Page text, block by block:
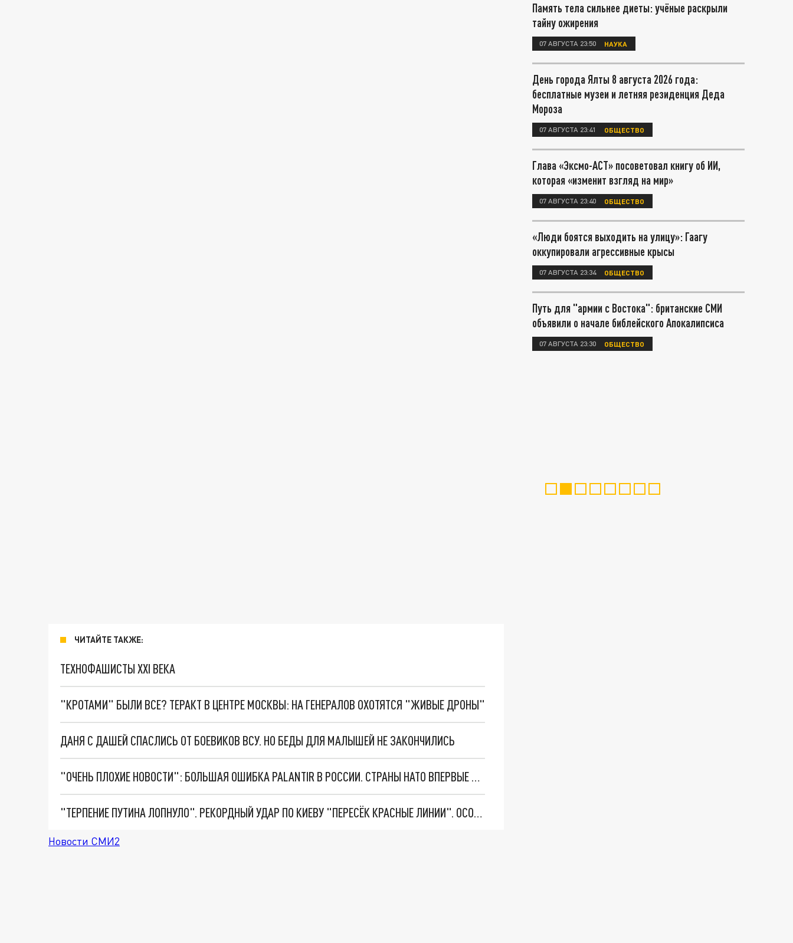
ЧИТАЙТЕ ТАКЖЕ:
ТЕХНОФАШИСТЫ XXI ВЕКА
"КРОТАМИ" БЫЛИ ВСЕ? ТЕРАКТ В ЦЕНТРЕ МОСКВЫ: НА ГЕНЕРАЛОВ ОХОТЯТСЯ "ЖИВЫЕ ДРОНЫ"
ДАНЯ С ДАШЕЙ СПАСЛИСЬ ОТ БОЕВИКОВ ВСУ. НО БЕДЫ ДЛЯ МАЛЫШЕЙ НЕ ЗАКОНЧИЛИСЬ
"ОЧЕНЬ ПЛОХИЕ НОВОСТИ": БОЛЬШАЯ ОШИБКА PALANTIR В РОССИИ. СТРАНЫ НАТО ВПЕРВЫЕ ЗА СВО ОСТАНОВИЛИ ПОСТАВКИ ОРУЖИЯ. ВСУ ТЕРЯЮТ ПРИГРАНИЧЬЕ?
"ТЕРПЕНИЕ ПУТИНА ЛОПНУЛО". РЕКОРДНЫЙ УДАР ПО КИЕВУ "ПЕРЕСЁК КРАСНЫЕ ЛИНИИ". ОСОБЫЕ СПЕЦЫ КНДР НА ЛБС? ТАЙНЫЕ ПЕРЕГОВОРЫ ЕВРОПЫ И МОСКВЫ
Новости СМИ2
Память тела сильнее диеты: учёные раскрыли
тайну ожирения
07 АВГУСТА 23:50 НАУКА
День города Ялты 8 августа 2026 года:
бесплатные музеи и летняя резиденция Деда
Мороза
07 АВГУСТА 23:41 ОБЩЕСТВО
Глава «Эксмо-АСТ» посоветовал книгу об ИИ,
которая «изменит взгляд на мир»
07 АВГУСТА 23:40 ОБЩЕСТВО
«Люди боятся выходить на улицу»: Гаагу
оккупировали агрессивные крысы
07 АВГУСТА 23:34 ОБЩЕСТВО
Путь для "армии с Востока": британские СМИ
объявили о начале библейского Апокалипсиса
07 АВГУСТА 23:30 ОБЩЕСТВО